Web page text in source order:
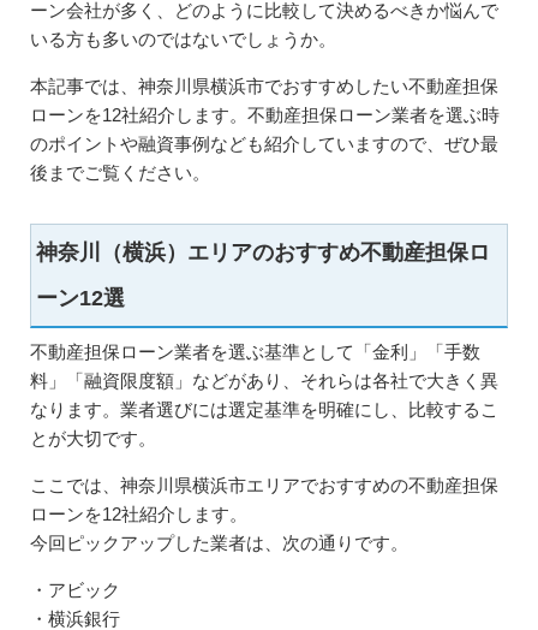
ーン会社が多く、どのように比較して決めるべきか悩んで
いる方も多いのではないでしょうか。
本記事では、神奈川県横浜市でおすすめしたい不動産担保
ローンを12社紹介します。不動産担保ローン業者を選ぶ時
のポイントや融資事例なども紹介していますので、ぜひ最
後までご覧ください。
神奈川（横浜）エリアのおすすめ不動産担保ロ
ーン12選
不動産担保ローン業者を選ぶ基準として「金利」「手数
料」「融資限度額」などがあり、それらは各社で大きく異
なります。業者選びには選定基準を明確にし、比較するこ
とが大切です。
ここでは、神奈川県横浜市エリアでおすすめの不動産担保
ローンを12社紹介します。
今回ピックアップした業者は、次の通りです。
・アビック
・横浜銀行